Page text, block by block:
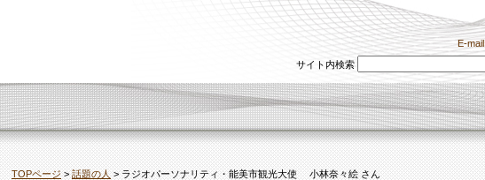
E-mail
サイト内検索
TOPページ>話題の人> ラジオパーソナリティ・能美市観光大使 小林奈々絵 さん